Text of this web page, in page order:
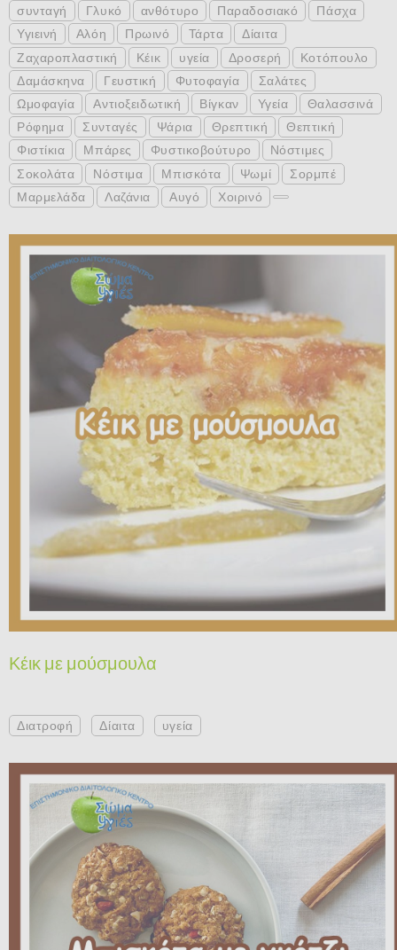
συνταγή
Γλυκό ανθότυρο Παραδοσιακό
Πάσχα
Υγιεινή
Αλόη Πρωινό Τάρτα
Δίαιτα
Ζαχαροπλαστική
Κέικ υγεία Δροσερή
Κοτόπουλο
Δαμάσκηνα
Γευστική Φυτοφαγία
Σαλάτες
Ωμοφαγία
Αντιοξειδωτική Βίγκαν Υγεία
Θαλασσινά
Ρόφημα
Συνταγές Ψάρια Θρεπτική
Θεπτική
Φιστίκια
Μπάρες Φυστικοβούτυρο
Νόστιμες
Σοκολάτα
Νόστιμα Μπισκότα Ψωμί
Σορμπέ
Μαρμελάδα
Λαζάνια Αυγό Χοιρινό
Κέικ με μούσμουλα
Διατροφή Δίαιτα υγεία